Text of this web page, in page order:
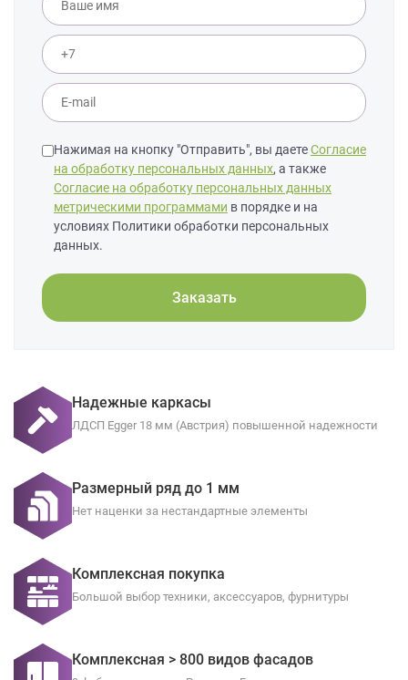
Нажимая на кнопку "Отправить", вы даетеСогласие
на обработку персональных данных, а также
Согласие на обработку персональных данных
метрическими программами в порядке и на
условиях Политики обработки персональных
данных.
Заказать
Надежные каркасы
ЛДСП Egger 18 мм (Австрия) повышенной надежности
Размерный ряд до 1 мм
Нет наценки за нестандартные элементы
Комплексная покупка
Большой выбор техники, аксессуаров, фурнитуры
Комплексная > 800 видов фасадов